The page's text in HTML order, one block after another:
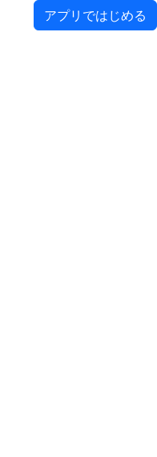
アプリではじめる